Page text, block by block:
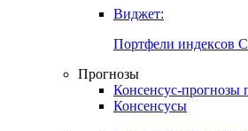
Виджет:
Портфели индексов
Прогнозы
Консенсус-прогнозы
Консенсусы